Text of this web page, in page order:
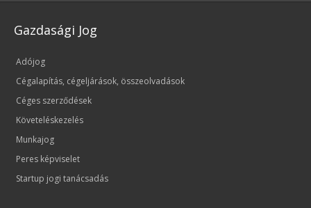
Gazdasági Jog
Adójog
Cégalapítás, cégeljárások, összeolvadások
Céges szerződések
Követeléskezelés
Munkajog
Peres képviselet
Startup jogi tanácsadás